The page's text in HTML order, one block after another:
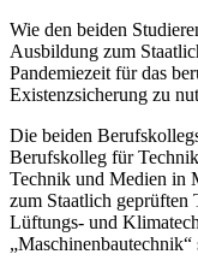
Wie den beiden
Ausbildung zum
Pandemiezeit für das
Existenzsicherung zu
Die beiden
Berufskolleg für
Technik und Medien in
zum Staatlich geprüften
Lüftungs- und